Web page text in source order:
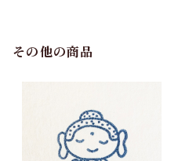
その他の商品